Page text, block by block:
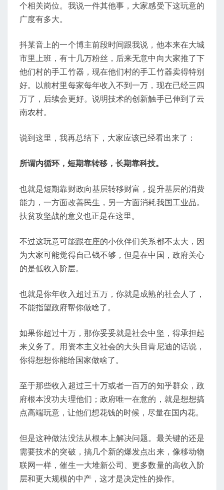
个相关岗位。我说一件其他事，大家感受下这玩意的
广度有多大。
抖某音上的一个博主前段时间跟我说，他本来在大城
市里上班，有十几万粉丝，后来无意中向大家推了下
他们村的手工竹器，现在他们村的手工竹器卖得特别
好。以前村里每家每年收入不到一万，现在已经三四
万了，后续会更好。说明技术的创新触手已伸到了云
南农村。
说到这里，我再总结下，大家应该已经看出来了：
所谓内循环，短期靠转移，长期靠科技。
也就是短期靠财政向基层转移财富，提升基层的消费
能力，一方面改善民生，另一方面消耗我国工业品。
扶贫攻坚战的意义也正是在这里。
不过这玩意可能跟在座的小伙伴们关系都不太大，因
为大家可能觉得自己钱不够，但是在中国，政府关心
的是低收入阶层。
也就是你年收入超过五万，你就是成熟的社会人了，
不能指望政府帮你做啥了。
如果你超过十万，那你妥妥就是社会中坚，得承担起
来义务了。用资本主义社会的大头目肯尼迪的话说，
你得想想你能给国家做啥了。
至于那些收入超过三十万或者一百万的知乎群众，政
府根本没功夫理他们；政府唯一在意的，就是想想搞
点高端玩意，让他们想花钱的时候，尽量在国内花。
但是这种做法没法从根本上解决问题。最关键的还是
需要技术的突破，搞几个新的爆发点出来，像移动物
联网一样，催生一大堆新公司、更多数量的高收入阶
层和更大规模的中产，这才是决定性的操作。